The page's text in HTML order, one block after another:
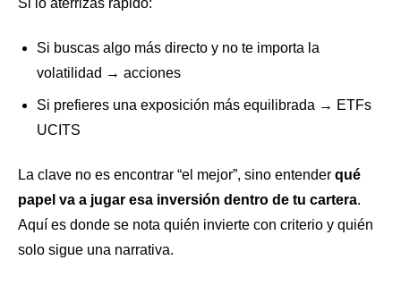
Si lo aterrizas rápido:
Si buscas algo más directo y no te importa la
volatilidad → acciones
Si prefieres una exposición más equilibrada → ETFs
UCITS
La clave no es encontrar “el mejor”, sino entender qué
papel va a jugar esa inversión dentro de tu cartera.
Aquí es donde se nota quién invierte con criterio y quién
solo sigue una narrativa.